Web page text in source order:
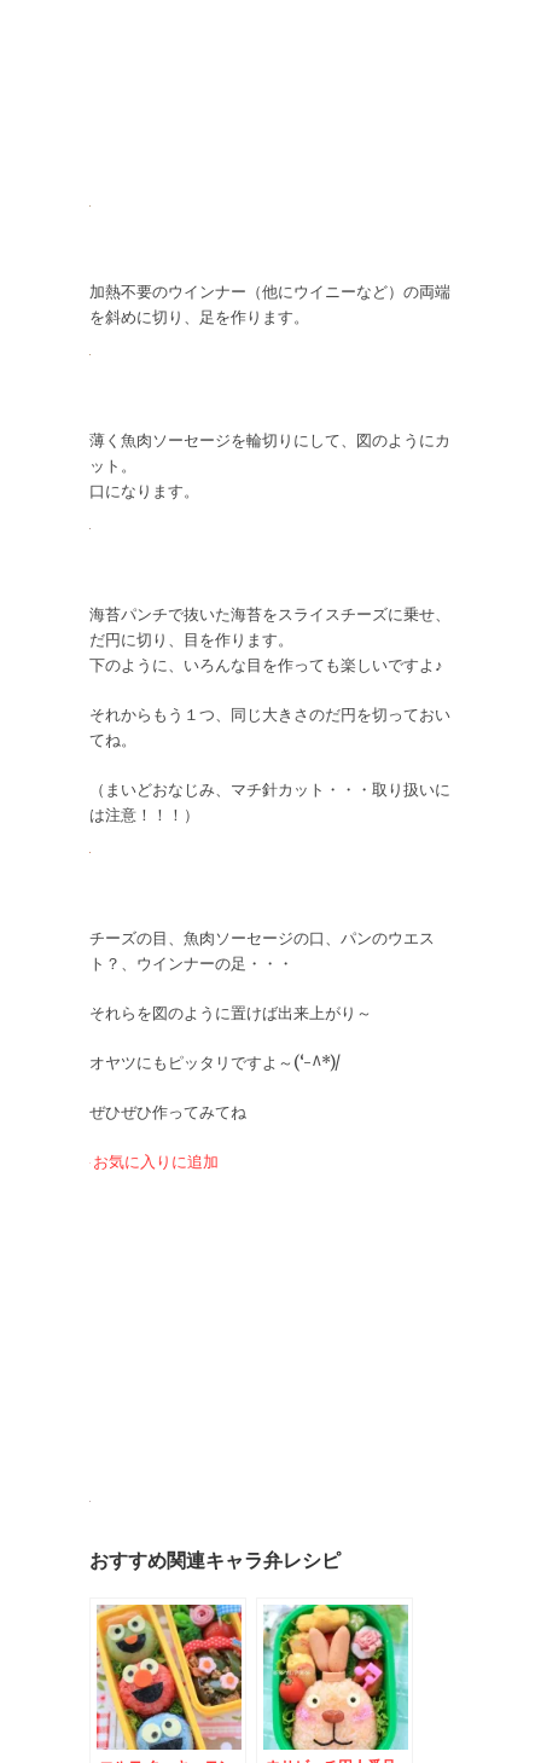
加熱不要のウインナー（他にウイニーなど）の両端
を斜めに切り、足を作ります。
薄く魚肉ソーセージを輪切りにして、図のようにカ
ット。
口になります。
海苔パンチで抜いた海苔をスライスチーズに乗せ、
だ円に切り、目を作ります。
下のように、いろんな目を作っても楽しいですよ♪
それからもう１つ、同じ大きさのだ円を切っておい
てね。
（まいどおなじみ、マチ針カット・・・取り扱いに
は注意！！！）
チーズの目、魚肉ソーセージの口、パンのウエス
ト？、ウインナーの足・・・
それらを図のように置けば出来上がり～
オヤツにもピッタリですよ～(‘-^*)/
ぜひぜひ作ってみてね
お気に入りに追加
おすすめ関連キャラ弁レシピ